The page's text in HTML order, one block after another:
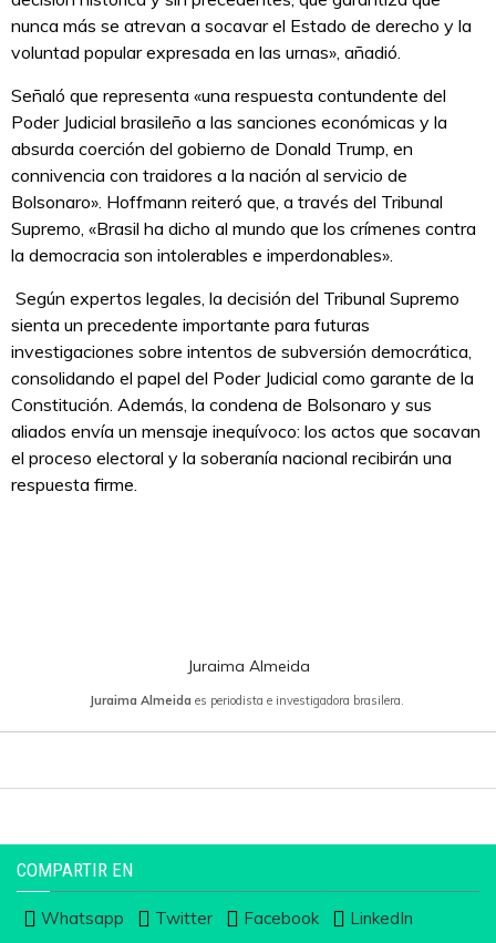
nunca más se atrevan a socavar el Estado de derecho y la
voluntad popular expresada en las urnas», añadió.
Señaló que representa «una respuesta contundente del
Poder Judicial brasileño a las sanciones económicas y la
absurda coerción del gobierno de Donald Trump, en
connivencia con traidores a la nación al servicio de
Bolsonaro». Hoffmann reiteró que, a través del Tribunal
Supremo, «Brasil ha dicho al mundo que los crímenes contra
la democracia son intolerables e imperdonables».
Según expertos legales, la decisión del Tribunal Supremo
sienta un precedente importante para futuras
investigaciones sobre intentos de subversión democrática,
consolidando el papel del Poder Judicial como garante de la
Constitución. Además, la condena de Bolsonaro y sus
aliados envía un mensaje inequívoco: los actos que socavan
el proceso electoral y la soberanía nacional recibirán una
respuesta firme.
Juraima Almeida
Juraima Almeida es periodista e investigadora brasilera.
COMPARTIR EN
Whatsapp Twitter Facebook
LinkedIn